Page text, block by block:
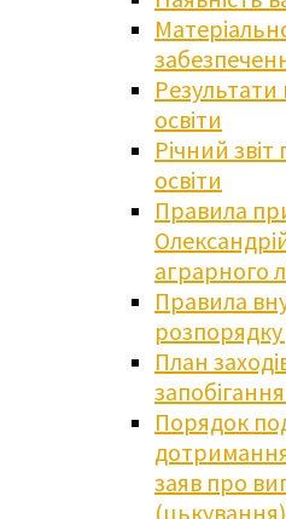
Результати
освіти
Річний звіт
освіти
Правила
аграрного
Правила
розпорядку
План
Порядок
заяв про
(цькування)